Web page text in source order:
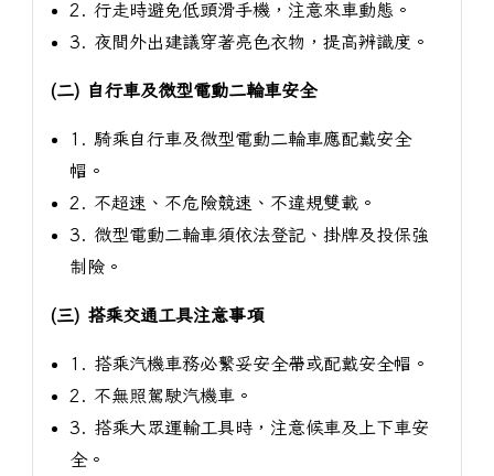
2. 行走時避免低頭滑手機，注意來車動態。
3. 夜間外出建議穿著亮色衣物，提高辨識度。
(二) 自行車及微型電動二輪車安全
1. 騎乘自行車及微型電動二輪車應配戴安全
帽。
2. 不超速、不危險競速、不違規雙載。
3. 微型電動二輪車須依法登記、掛牌及投保強
制險。
(三) 搭乘交通工具注意事項
1. 搭乘汽機車務必繫妥安全帶或配戴安全帽。
2. 不無照駕駛汽機車。
3. 搭乘大眾運輸工具時，注意候車及上下車安
全。